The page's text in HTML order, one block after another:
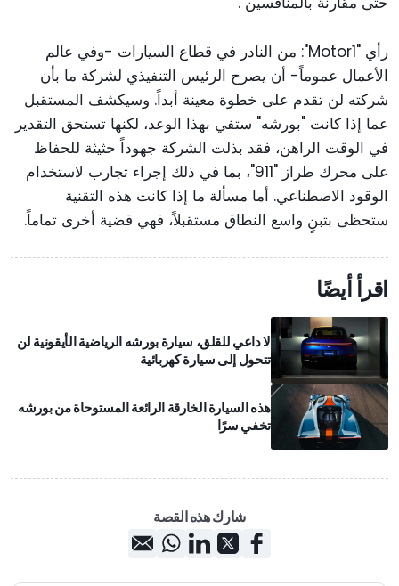
رأي "Motor1": من النادر في قطاع السيارات -وفي عالم
الأعمال عموماً- أن يصرح الرئيس التنفيذي لشركة ما بأن
شركته لن تقدم على خطوة معينة أبداً. وسيكشف المستقبل
عما إذا كانت "بورشه" ستفي بهذا الوعد، لكنها تستحق التقدير
في الوقت الراهن، فقد بذلت الشركة جهوداً حثيثة للحفاظ
على محرك طراز "911"، بما في ذلك إجراء تجارب لاستخدام
الوقود الاصطناعي. أما مسألة ما إذا كانت هذه التقنية
ستحظى بتبنٍ واسع النطاق مستقبلاً، فهي قضية أخرى تماماً.
اقرأ أيضًا
لا داعي للقلق، سيارة بورشه الرياضية الأيقونية لن
تتحول إلى سيارة كهربائية
هذه السيارة الخارقة الرائعة المستوحاة من بورشه
تخفي سرًا
شارك هذه القصة